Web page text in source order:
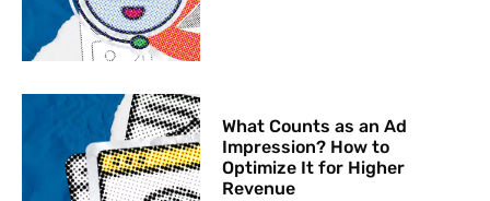
What Counts as an Ad
Impression? How to
Optimize It for Higher
Revenue